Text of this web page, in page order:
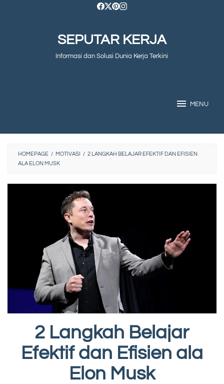
SEPUTAR KERJA
Informasi dan Solusi Dunia Kerja Terkini
MENU
HOMEPAGE / MOTIVASI / 2 LANGKAH BELAJAR EFEKTIF DAN EFISIEN
ALA ELON MUSK
2 Langkah Belajar
Efektif dan Efisien ala
Elon Musk